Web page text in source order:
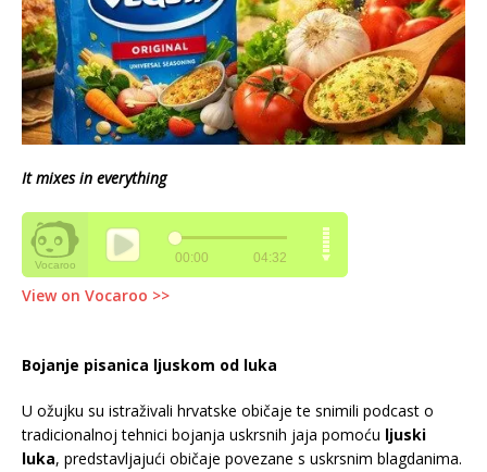
It mixes in everything
View on Vocaroo >>
Bojanje pisanica ljuskom od luka
U ožujku su istraživali hrvatske običaje te snimili podcast o
tradicionalnoj tehnici bojanja uskrsnih jaja pomoću ljuski
luka, predstavljajući običaje povezane s uskrsnim blagdanima.